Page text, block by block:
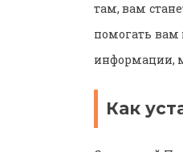
там, вам
помогать вам
информации,
Как